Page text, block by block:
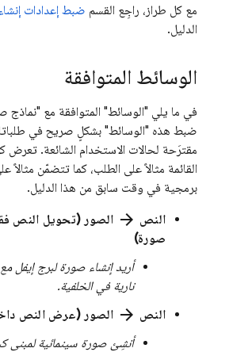
مع كل طراز، راجِع القسم ضبط إعدادات
الدليل.
الوسائط المتوافقة
في ما يلي "الوسائط" المتوافقة مع "نماذج
ضبط هذه "الوسائط" بشكلٍ صريح في
مقترَحة لحالات الاستخدام الشائعة.
القائمة مثالاً على الطلب، كما تتضمّن مثالاً
برمجية في وقت سابق من هذا الدليل.
النص arrow_forward الصور (تحويل النص
صورة)
أريد إنشاء صورة لبرج إيفل
نارية في الخلفية.
النص arrow_forward الصور (عرض النص
أنشِئ صورة سينمائية لمبنى